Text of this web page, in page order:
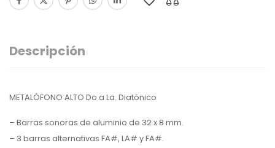
Descripción
METALÓFONO ALTO Do a La. Diatónico
– Barras sonoras de aluminio de 32 x 8 mm.
– 3 barras alternativas FA#, LA# y FA#.